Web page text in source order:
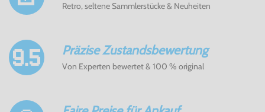
Retro, seltene Sammlerstücke & Neuheiten
Präzise Zustandsbewertung
Von Experten bewertet & 100 % original